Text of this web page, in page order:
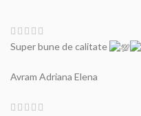
Super bune de calitate
Avram Adriana Elena